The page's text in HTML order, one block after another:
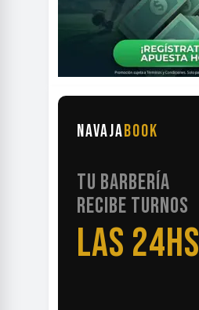
NAVAJABOOK
TU BARBERÍA
RECIBE TURNOS
LAS 24HS